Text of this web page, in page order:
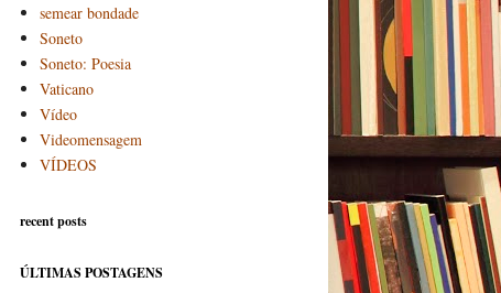
semear bondade
Soneto
Soneto: Poesia
Vaticano
Vídeo
Videomensagem
VÍDEOS
recent posts
ÚLTIMAS POSTAGENS